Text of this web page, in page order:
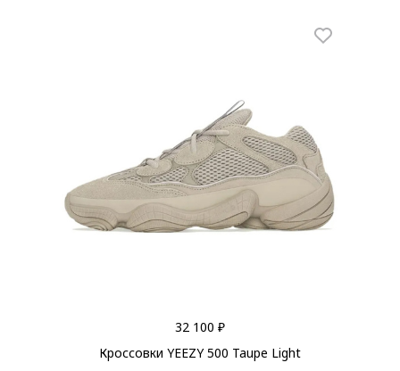
32 100 ₽
Кроссовки YEEZY 500 Taupe Light